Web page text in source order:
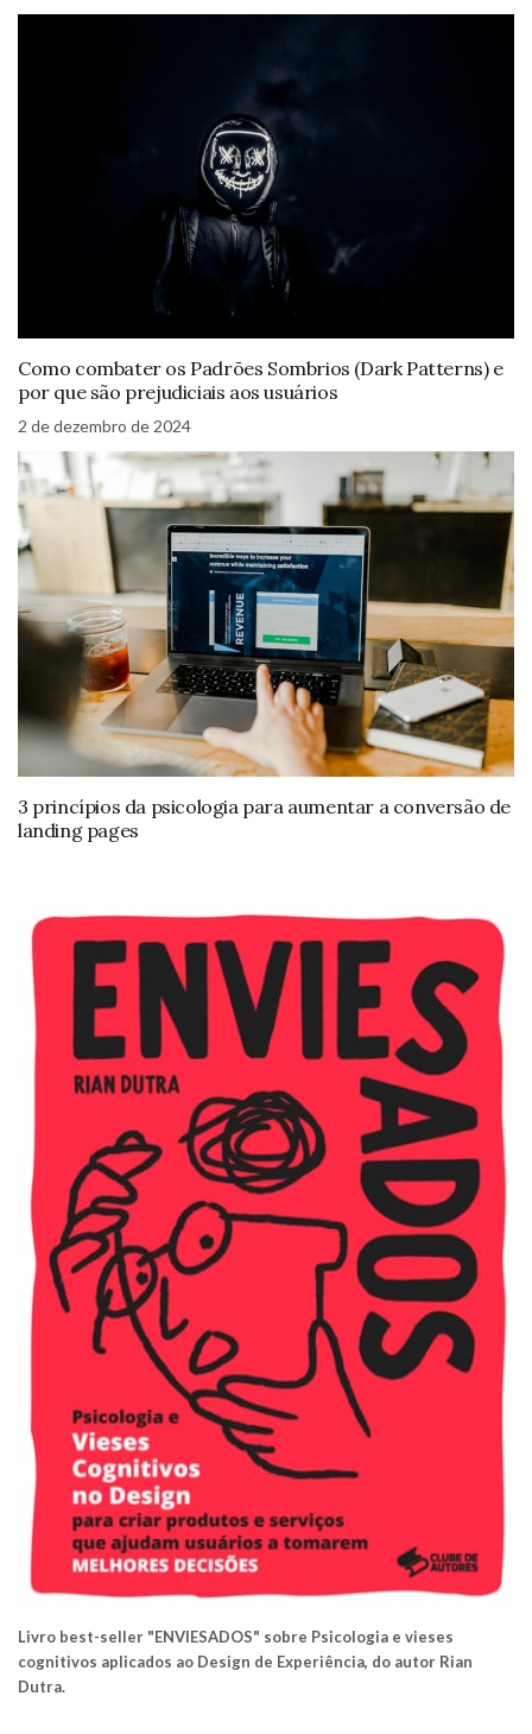
Como combater os Padrões Sombrios (Dark Patterns) e
por que são prejudiciais aos usuários
2 de dezembro de 2024
3 princípios da psicologia para aumentar a conversão de
landing pages
Livro best-seller "ENVIESADOS" sobre Psicologia e vieses
cognitivos aplicados ao Design de Experiência, do autor Rian
Dutra.